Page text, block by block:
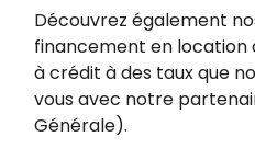
Découvrez également
financement en
à crédit à des taux que
vous avec notre
Générale).